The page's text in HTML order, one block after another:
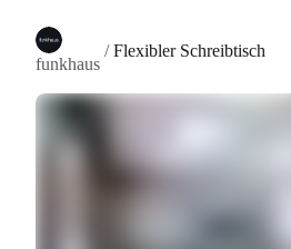
funkhaus
/Flexibler Schreibtisch